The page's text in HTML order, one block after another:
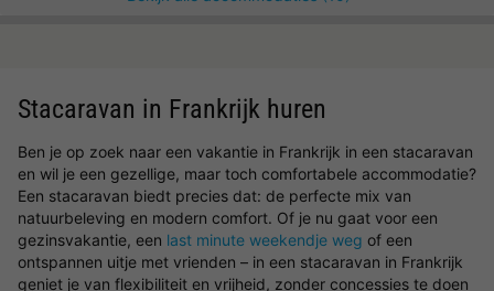
Stacaravan in Frankrijk huren
Ben je op zoek naar een vakantie in Frankrijk in een stacaravan
en wil je een gezellige, maar toch comfortabele accommodatie?
Een stacaravan biedt precies dat: de perfecte mix van
natuurbeleving en modern comfort. Of je nu gaat voor een
gezinsvakantie, een last minute weekendje weg of een
ontspannen uitje met vrienden – in een stacaravan in Frankrijk
geniet je van flexibiliteit en vrijheid, zonder concessies te doen